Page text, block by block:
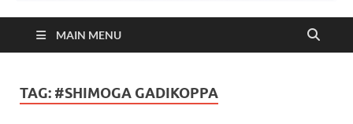
MAIN MENU
TAG: #SHIMOGA GADIKOPPA